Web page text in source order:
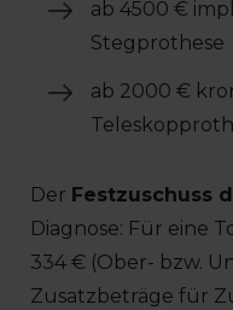
ab 4500 €
Stegprothese
ab 2000 €
Der Festzuschuss
Diagnose: Für eine
334 € (Ober- bzw.
Zusatzbeträge für